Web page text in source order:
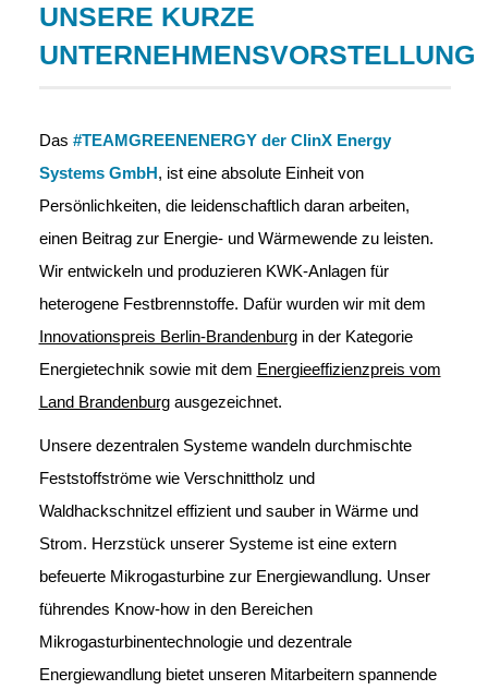
UNSERE KURZE
UNTERNEHMENSVORSTELLUNG
Das #TEAMGREENENERGY der ClinX Energy
Systems GmbH, ist eine absolute Einheit von
Persönlichkeiten, die leidenschaftlich daran arbeiten,
einen Beitrag zur Energie- und Wärmewende zu leisten.
Wir entwickeln und produzieren KWK-Anlagen für
heterogene Festbrennstoffe. Dafür wurden wir mit dem
Innovationspreis Berlin-Brandenburgin der Kategorie
Energietechnik sowie mit dem Energieeffizienzpreis vom
Land Brandenburgausgezeichnet.
Unsere dezentralen Systeme wandeln durchmischte
Feststoffströme wie Verschnittholz und
Waldhackschnitzel effizient und sauber in Wärme und
Strom. Herzstück unserer Systeme ist eine extern
befeuerte Mikrogasturbine zur Energiewandlung. Unser
führendes Know-how in den Bereichen
Mikrogasturbinentechnologie und dezentrale
Energiewandlung bietet unseren Mitarbeitern spannende